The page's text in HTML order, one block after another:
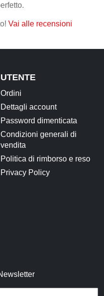
Vai alle recensioni
UTENTE
Ordini
Dettagli account
Password dimenticata
Condizioni generali di
vendita
Politica di rimborso e reso
Privacy Policy